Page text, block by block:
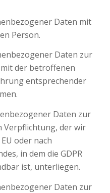
Daten mit
Person.
Daten zur
der betroffenen
entsprechender
Daten zur
Verpflichtung, der wir
oder nach
in dem die GDPR
ist, unterliegen.
Daten zur